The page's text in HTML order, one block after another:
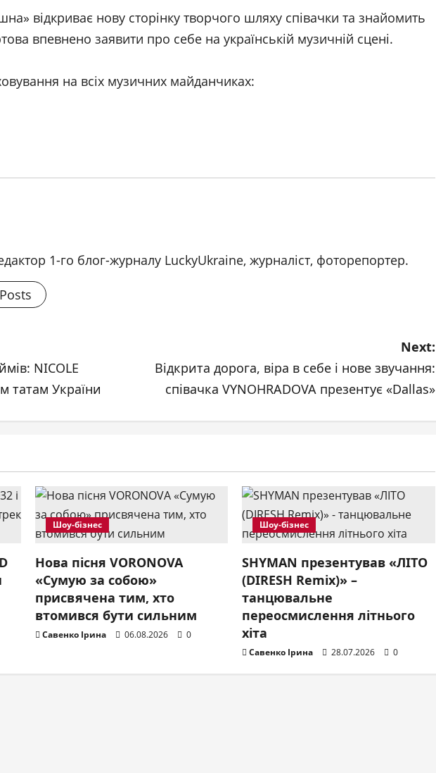
відкриває нову сторінку творчого шляху співачки та знайомить
впевнено заявити про себе на українській музичній сцені.
на всіх музичних майданчиках:
1-го блог-журналу LuckyUkraine, журналіст, фоторепортер.
NICOLE
татам України
Next:
Відкрита дорога, віра в себе і нове звучання:
співачка VYNOHRADOVA презентує «Dallas»
Шоу-бізнес
Нова пісня VORONOVA
«Сумую за собою»
присвячена тим, хто
втомився бути сильним
Савенко Ірина 06.08.2026 0
Шоу-бізнес
SHYMAN презентував «ЛІТО
(DIRESH Remix)» –
танцювальне
переосмислення літнього
хіта
Савенко Ірина 28.07.2026 0